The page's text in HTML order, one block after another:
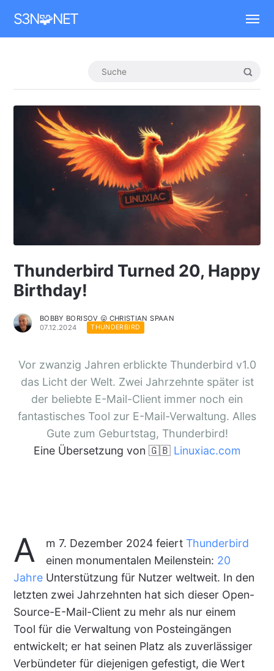
S3N🧩NET
Thunderbird Turned 20, Happy
Birthday!
BOBBY BORISOV 😛 CHRISTIAN SPAAN
07.12.2024
THUNDERBIRD
Vor zwanzig Jahren erblickte Thunderbird v1.0
das Licht der Welt. Zwei Jahrzehnte später ist
der beliebte E-Mail-Client immer noch ein
fantastisches Tool zur E-Mail-Verwaltung. Alles
Gute zum Geburtstag, Thunderbird!
Eine Übersetzung von 🇬🇧 Linuxiac.com
A m 7. Dezember 2024 feiert Thunderbird
einen monumentalen Meilenstein: 20
JahreUnterstützung für Nutzer weltweit. In den
letzten zwei Jahrzehnten hat sich dieser Open-
Source-E-Mail-Client zu mehr als nur einem
Tool für die Verwaltung von Posteingängen
entwickelt; er hat seinen Platz als zuverlässiger
Verbündeter für diejenigen gefestigt, die Wert